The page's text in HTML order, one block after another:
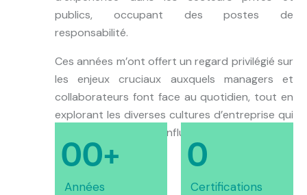
Son coaching personnalisé m’a permis de mettre
des mots sur mes défis et de les surmonter avec
assurance. Grâce à ses qualités de coach
inspirante, j’ai pu me révéler et découvrir tout mon
potentiel de leader.
David
Chef d’entreprise à Lyon
publics, occupant des postes de
responsabilité.
Ces années m’ont offert un regard privilégié sur
les enjeux cruciaux auxquels managers et
collaborateurs font face au quotidien, tout en
explorant les diverses cultures d’entreprise qui
ont profondément influencé ma vision du
management
En savoir plus
00+
Années
0
Certifications